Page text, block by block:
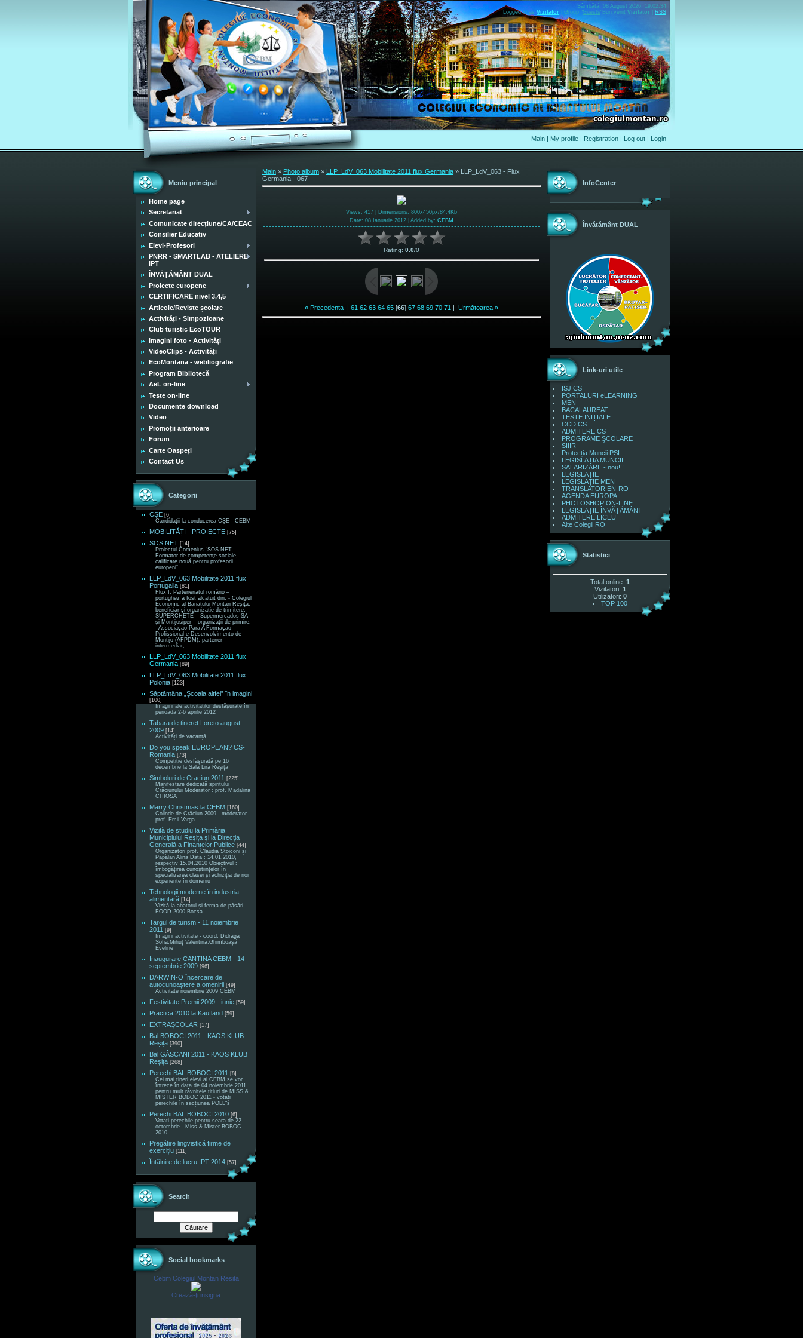
Sâmbătă, 08 August 2026, 19.02.34
Logged in as Vizitator Group "Guests" Bun venit Vizitator RSS
Main | My profile | Registration | Log out | Login
Meniu principal
Home page
Secretariat
Comunicate direcțiune/CA/CEAC
Consilier Educativ
Elevi-Profesori
PNRR - SMARTLAB - ATELIERE
IPT
ÎNVĂȚĂMÂNT DUAL
Proiecte europene
CERTIFICARE nivel 3,4,5
Articole/Reviste școlare
Activități - Simpozioane
Club turistic EcoTOUR
Imagini foto - Activități
VideoClips - Activități
EcoMontana - webliografie
Program Bibliotecă
AeL on-line
Teste on-line
Documente download
Video
Promoții anterioare
Forum
Carte Oaspeți
Contact Us
Categorii
CȘE [6]
Candidații la conducerea CȘE - CEBM
MOBILITĂȚI - PROIECTE [75]
SOS NET [14]
Proiectul Comenius “SOS.NET –
Formator de competenţe sociale,
calificare nouă pentru profesorii
europeni“.
LLP_LdV_063 Mobilitate 2011 flux
Portugalia [81]
Flux I. Parteneriatul româno –
portughez a fost alcătuit din: - Colegiul
Economic al Banatului Montan Reşiţa,
beneficiar şi organizatie de trimitere; -
SUPERCHETE – Supermercados SA
şi Montijosiper – organizaţii de primire.
- Associaçao Para A Formaçao
Profissional e Desenvolvimento de
Montijo (AFPDM), partener
intermediar;
LLP_LdV_063 Mobilitate 2011 flux
Germania [89]
LLP_LdV_063 Mobilitate 2011 flux
Polonia [123]
Săptămâna „Școala altfel” în imagini
[100]
Imagini ale activităților desfășurate în
perioada 2-6 aprilie 2012
Tabara de tineret Loreto august
2009 [14]
Activități de vacanță
Do you speak EUROPEAN? CS-
Romania [73]
Competiție desfășurată pe 16
decembrie la Sala Lira Reșița
Simboluri de Craciun 2011 [225]
Manifestare dedicată spiritului
Crăciunului Moderator : prof. Mădălina
CHIOSA
Marry Christmas la CEBM [160]
Colinde de Crăciun 2009 - moderator
prof. Emil Varga
Vizită de studiu la Primăria
Municipiului Reșița și la Direcția
Generală a Finanțelor Publice [44]
Organizatori prof. Claudia Stoiconi și
Păpălan Alina Data : 14.01.2010,
respectiv 15.04.2010 Obiectivul :
îmbogățirea cunoștiințelor în
specializarea clasei și achiziția de noi
experiențe în domeniu
Tehnologii moderne în industria
alimentară [14]
Vizită la abatorul și ferma de păsări
FOOD 2000 Bocșa
Targul de turism - 11 noiembrie
2011 [9]
Imagini activitate - coord. Didraga
Sofia,Mihuț Valentina,Ghimboașă
Eveline
Inaugurare CANTINA CEBM - 14
septembrie 2009 [96]
DARWIN-O încercare de
autocunoaștere a omenirii [49]
Activitate noiembrie 2009 CEBM
Festivitate Premii 2009 - iunie [59]
Practica 2010 la Kaufland [59]
EXTRAȘCOLAR [17]
Bal BOBOCI 2011 - KAOS KLUB
Reșița [390]
Bal GÂSCANI 2011 - KAOS KLUB
Reșița [268]
Perechi BAL BOBOCI 2011 [8]
Cei mai tineri elevi ai CEBM se vor
întrece în data de 04 noiembrie 2011
pentru mult râvnitele titluri de MISS &
MISTER BOBOC 2011 - votați
perechile în secțiunea POLL"s
Perechi BAL BOBOCI 2010 [6]
Votați perechile pentru seara de 22
octombrie - Miss & Mister BOBOC
2010
Pregătire lingvistică firme de
exercițiu [111]
Întâlnire de lucru IPT 2014 [57]
Search
Social bookmarks
Cebm Colegiul Montan Resita
Crează-ţi insigna
Main » Photo album » LLP_LdV_063 Mobilitate 2011 flux Germania » LLP_LdV_063 - Flux
Germania - 067
Views: 417 | Dimensions: 800x450px/84.4Kb
Date: 08 Ianuarie 2012 | Added by: CEBM
Rating: 0.0/0
« Precedenta | 61 62 63 64 65 [66] 67 68 69 70 71 | Următoarea »
InfoCenter
Învățământ DUAL
Link-uri utile
ISJ CS
PORTALURI eLEARNING
MEN
BACALAUREAT
TESTE INIȚIALE
CCD CS
ADMITERE CS
PROGRAME ŞCOLARE
SIIIR
Protecția Muncii PSI
LEGISLAȚIA MUNCII
SALARIZARE - nou!!!
LEGISLAȚIE
LEGISLAȚIE MEN
TRANSLATOR EN-RO
AGENDA EUROPA
PHOTOSHOP ON-LINE
LEGISLAȚIE ÎNVĂȚĂMÂNT
ADMITERE LICEU
Alte Colegii RO
Statistici
Total online: 1
Vizitatori: 1
Utilizatori: 0
TOP 100